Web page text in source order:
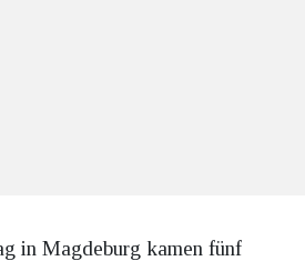
in Magdeburg kamen fünf